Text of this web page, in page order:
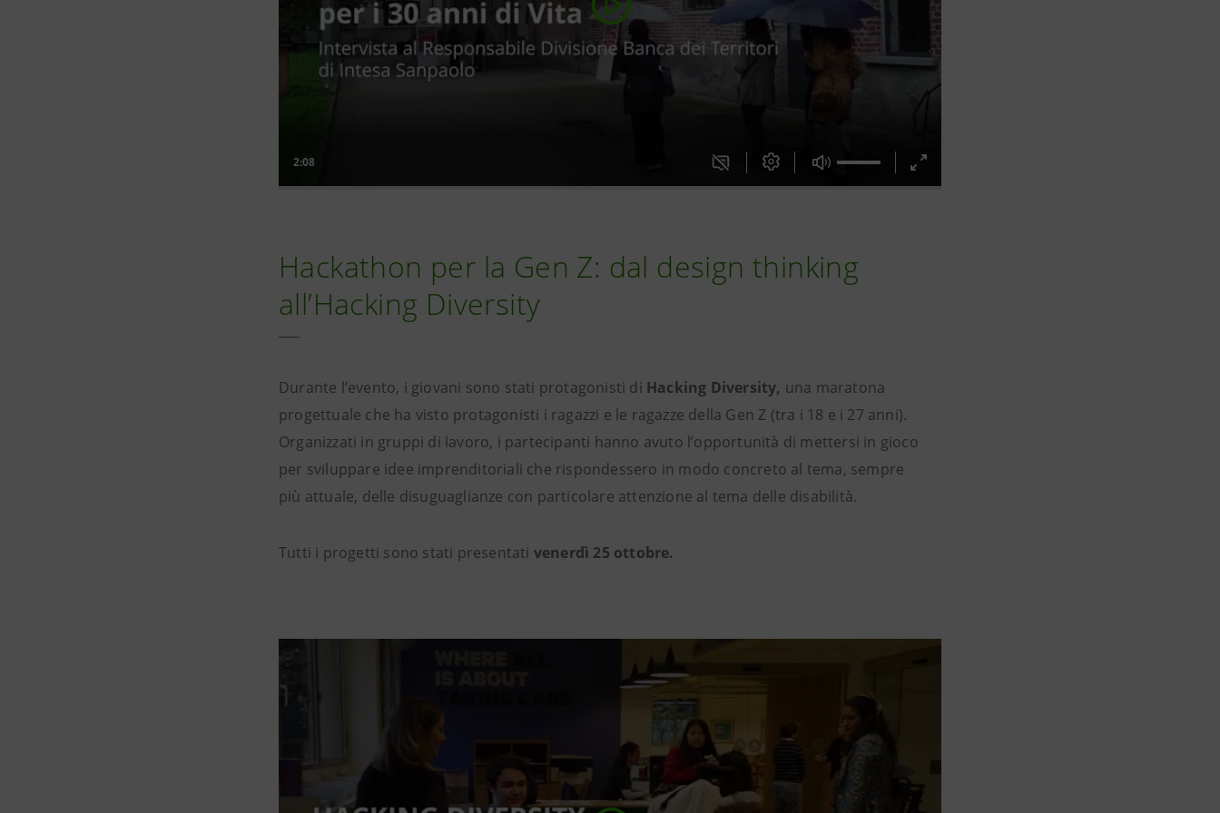
Hackathon per la Gen Z: dal design thinking
all’Hacking Diversity
Durante l’evento, i giovani sono stati protagonisti di Hacking Diversity, una maratona
progettuale che ha visto protagonisti i ragazzi e le ragazze della Gen Z (tra i 18 e i 27 anni).
Organizzati in gruppi di lavoro, i partecipanti hanno avuto l’opportunità di mettersi in gioco
per sviluppare idee imprenditoriali che rispondessero in modo concreto al tema, sempre
più attuale, delle disuguaglianze con particolare attenzione al tema delle disabilità.
Tutti i progetti sono stati presentati venerdì 25 ottobre.